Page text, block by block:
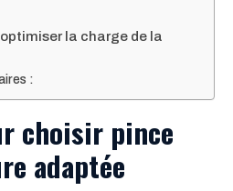
la charge de la
:
choisir pince
adaptée